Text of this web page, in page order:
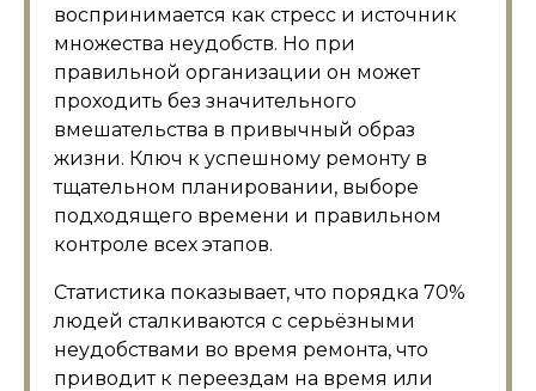
воспринимается как стресс и источник
множества неудобств. Но при
правильной организации он может
проходить без значительного
вмешательства в привычный образ
жизни. Ключ к успешному ремонту в
тщательном планировании, выборе
подходящего времени и правильном
контроле всех этапов.
Статистика показывает, что порядка 70%
людей сталкиваются с серьёзными
неудобствами во время ремонта, что
приводит к переездам на время или